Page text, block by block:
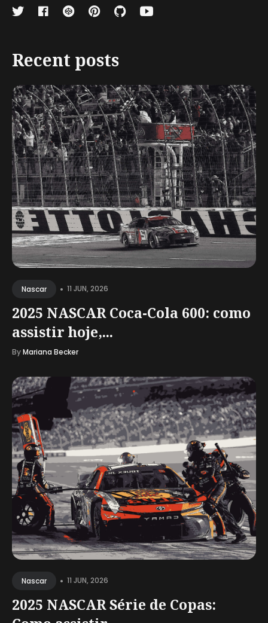
Recent posts
Nascar • 11 JUN, 2026
2025 NASCAR Coca-Cola 600: como
assistir hoje,...
ByMariana Becker
Nascar • 11 JUN, 2026
2025 NASCAR Série de Copas: